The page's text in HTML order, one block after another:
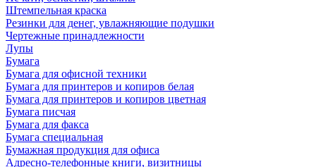
Штемпельная краска
Резинки для денег, увлажняющие подушки
Чертежные принадлежности
Лупы
Бумага
Бумага для офисной техники
Бумага для принтеров и копиров белая
Бумага для принтеров и копиров цветная
Бумага писчая
Бумага для факса
Бумага специальная
Бумажная продукция для офиса
Адресно-телефонные книги, визитницы